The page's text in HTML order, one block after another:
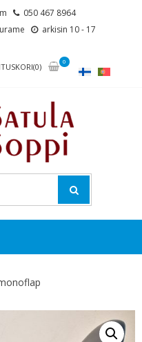
050 467 8964
arkisin 10 - 17
0